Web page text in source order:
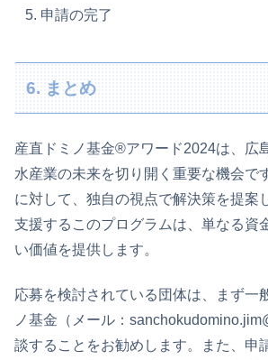
申請の完了
6. まとめ
産直ドミノ基金®アワード2024は、広
水産業の未来を切り開く重要な機会で
に対して、独自の視点で解決策を提案
支援するこのプログラムは、単なる資
い価値を提供します。
応募を検討されている団体は、まず一
ノ基金（メール：
談することをお勧めします。また、申